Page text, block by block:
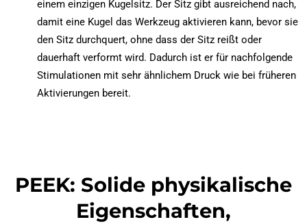
einem einzigen Kugelsitz. Der Sitz gibt ausreichend nach,
damit eine Kugel das Werkzeug aktivieren kann, bevor sie
den Sitz durchquert, ohne dass der Sitz reißt oder
dauerhaft verformt wird. Dadurch ist er für nachfolgende
Stimulationen mit sehr ähnlichem Druck wie bei früheren
Aktivierungen bereit.
PEEK: Solide physikalische
Eigenschaften,